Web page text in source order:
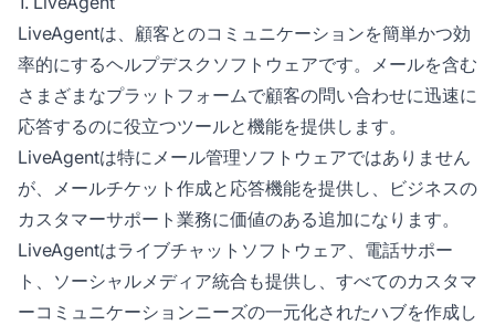
LiveAgentは、顧客とのコミュニケーションを簡単かつ効
率的にするヘルプデスクソフトウェアです。メールを含む
さまざまなプラットフォームで顧客の問い合わせに迅速に
応答するのに役立つツールと機能を提供します。
LiveAgentは特にメール管理ソフトウェアではありません
が、メールチケット作成と応答機能を提供し、ビジネスの
カスタマーサポート業務に価値のある追加になります。
LiveAgentはライブチャットソフトウェア、電話サポー
ト、ソーシャルメディア統合も提供し、すべてのカスタマ
ーコミュニケーションニーズの一元化されたハブを作成し